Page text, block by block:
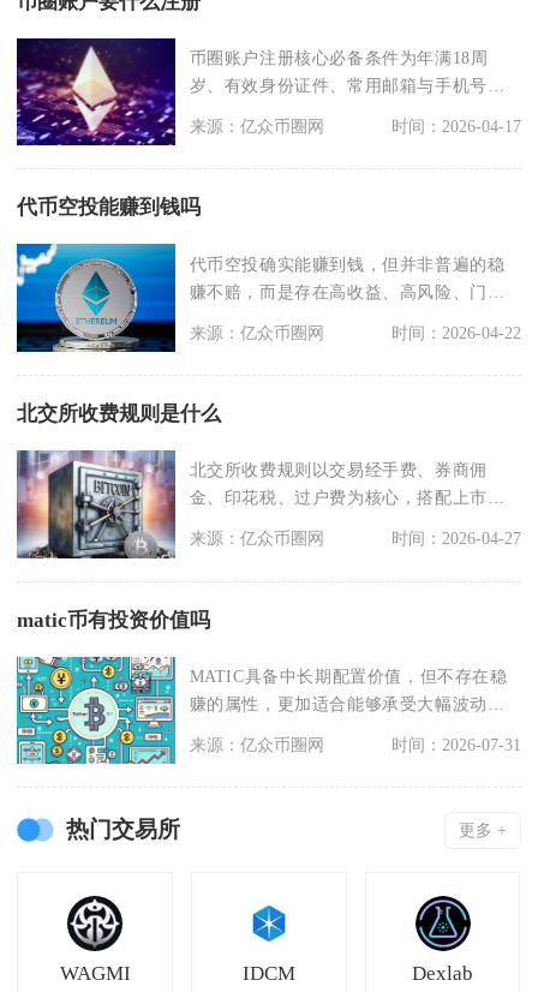
币圈账户注册核心必备条件为年满18周
岁、有效身份证件、常用邮箱与手机号、
来源：亿众币圈网 时间：2026-04-17
代币空投能赚到钱吗
代币空投确实能赚到钱，但并非普遍的稳
赚不赔，而是存在高收益、高风险、门槛
来源：亿众币圈网 时间：2026-04-22
北交所收费规则是什么
北交所收费规则以交易经手费、券商佣
金、印花税、过户费为核心，搭配上市相
关费用与优惠政策，整
来源：亿众币圈网 时间：2026-04-27
matic币有投资价值吗
MATIC具备中长期配置价值，但不存在稳
赚的属性，更加适合能够承受大幅波动、
来源：亿众币圈网 时间：2026-07-31
热门交易所 更多 +
WAGMI IDCM Dexlab